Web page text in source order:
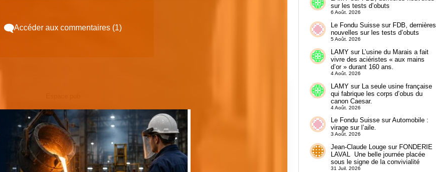
Accéder aux commentaires (1)
sur les tests d’obuts
6 Août. 2026
Le Fondu Suissesur FDB, dernières
nouvelles sur les tests d’obuts
5 Août. 2026
LAMYsur L’usine du Marais a fait
vivre des aciéristes « aux mains
d’or » durant 160 ans.
4 Août. 2026
LAMYsur La seule usine française
qui fabrique les corps d’obus du
canon Caesar.
4 Août. 2026
Le Fondu SuissesurAutomobile :
virage sur l’aile.
3 Août. 2026
Jean-Claude Lougesur FONDERIE
LAVAL Une belle journée placée
sous le signe de la convivialité
31 Juil. 2026